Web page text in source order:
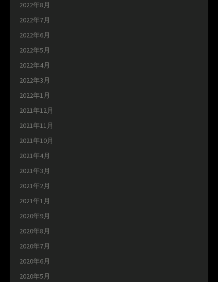
2022年8月
2022年7月
2022年6月
2022年5月
2022年4月
2022年3月
2022年1月
2021年12月
2021年11月
2021年10月
2021年4月
2021年3月
2021年2月
2021年1月
2020年9月
2020年8月
2020年7月
2020年6月
2020年5月